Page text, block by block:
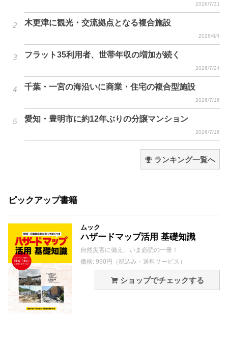
2026/7/31
木更津に観光・交流拠点となる複合施設
2026/8/4
フラット35利用者、世帯年収の増加が続く
2026/7/24
千葉・一宮の海沿いに商業・住宅の複合型施設
2026/7/16
愛知・豊明市に約12年ぶりの分譲マンション
2026/7/16
ランキング一覧へ
ピックアップ書籍
ムック
ハザードマップ活用 基礎知識
自然災害に備え、いま必読の一冊！
価格: 990円（税込み・送料サービス）
ショップでチェックする